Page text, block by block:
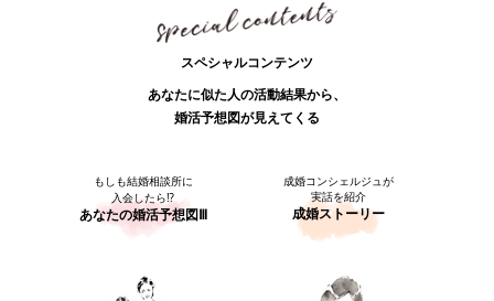
スペシャルコンテンツ
あなたに似た人の活動結果から、
婚活予想図が見えてくる
もしも結婚相談所に
入会したら⁉
あなたの婚活予想図Ⅲ
成婚コンシェルジュが
実話を紹介
成婚ストーリー